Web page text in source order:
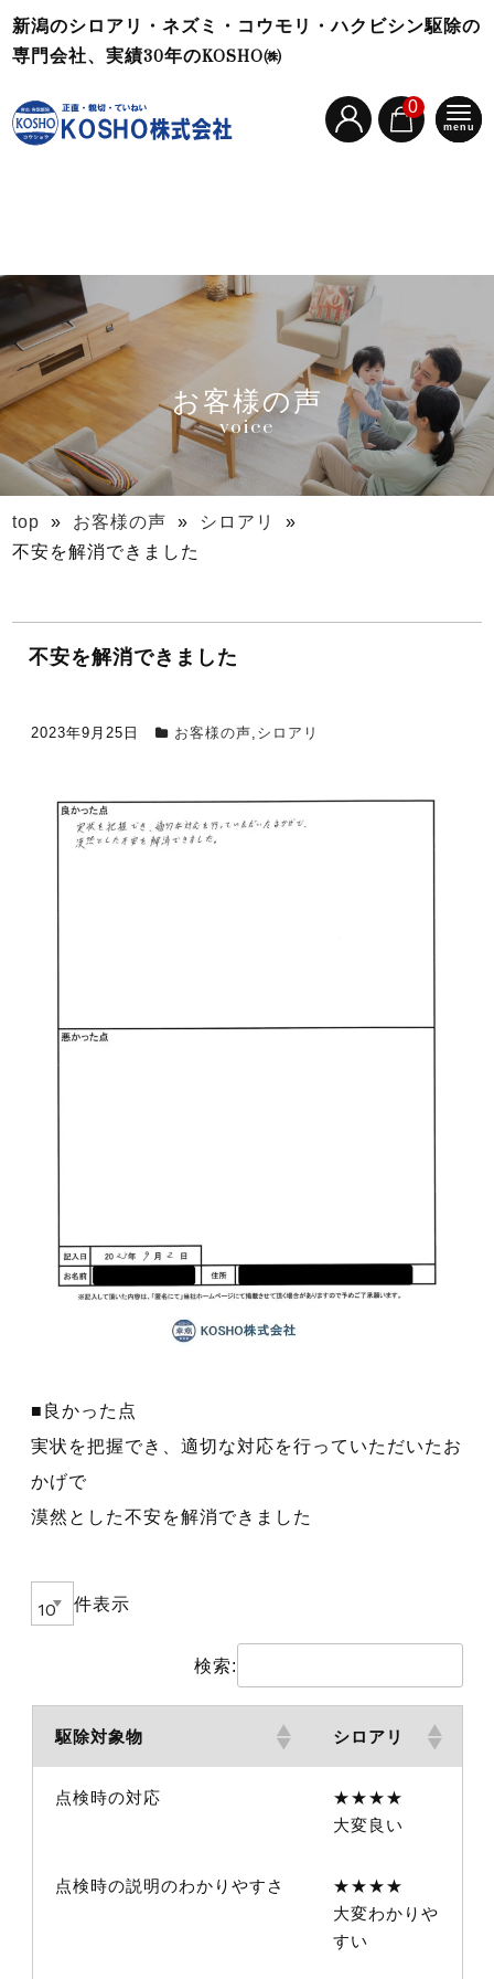
新潟のシロアリ・ネズミ・コウモリ・ハクビシン駆除の
専門会社、実績30年のKOSHO㈱
0
menu
お客様の声
voice
top » お客様の声 » シロアリ
»
不安を解消できました
不安を解消できました
2023年9月25日 お客様の声, シロアリ
■良かった点
実状を把握でき、適切な対応を行っていただいたお
かげで
漠然とした不安を解消できました
件表示
検索:
駆除対象物 シロアリ
点検時の対応
★★★★
大変良い
点検時の説明のわかりやすさ
★★★★
大変わかりや
すい